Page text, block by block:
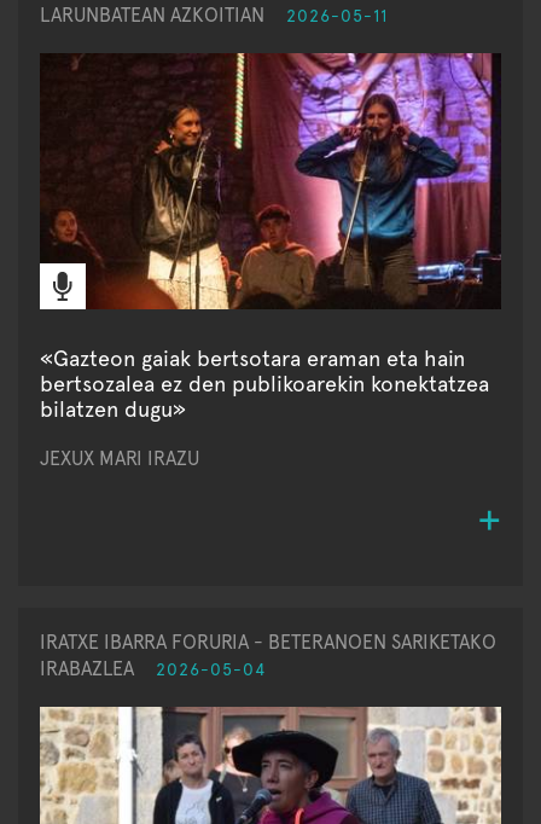
LARUNBATEAN AZKOITIAN 2026-05-11
«Gazteon gaiak bertsotara eraman eta hain
bertsozalea ez den publikoarekin konektatzea
bilatzen dugu»
JEXUX MARI IRAZU
IRATXE IBARRA FORURIA - BETERANOEN SARIKETAKO
IRABAZLEA
2026-05-04